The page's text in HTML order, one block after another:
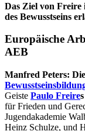
Das Ziel von Freire
des Bewusstseins
Europäische
AEB
Manfred Peters:
Geiste Paulo Freires
für Frieden und
Jugendakademie
Heinz Schulze, und